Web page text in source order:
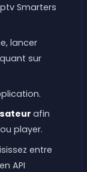
Smarters
lancer
sur
afin
player.
entre
API